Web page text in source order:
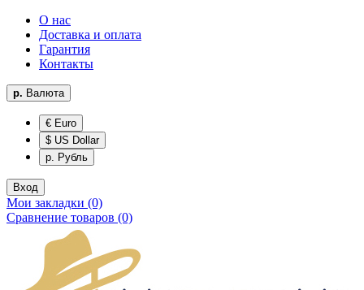
О нас
Доставка и оплата
Гарантия
Контакты
р. Валюта
€ Euro
$ US Dollar
р. Рубль
Вход
Мои закладки (0)
Сравнение товаров (0)